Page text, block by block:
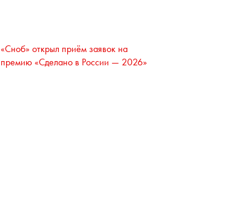
«Сноб» открыл приём заявок на
премию «Сделано в России — 2026»